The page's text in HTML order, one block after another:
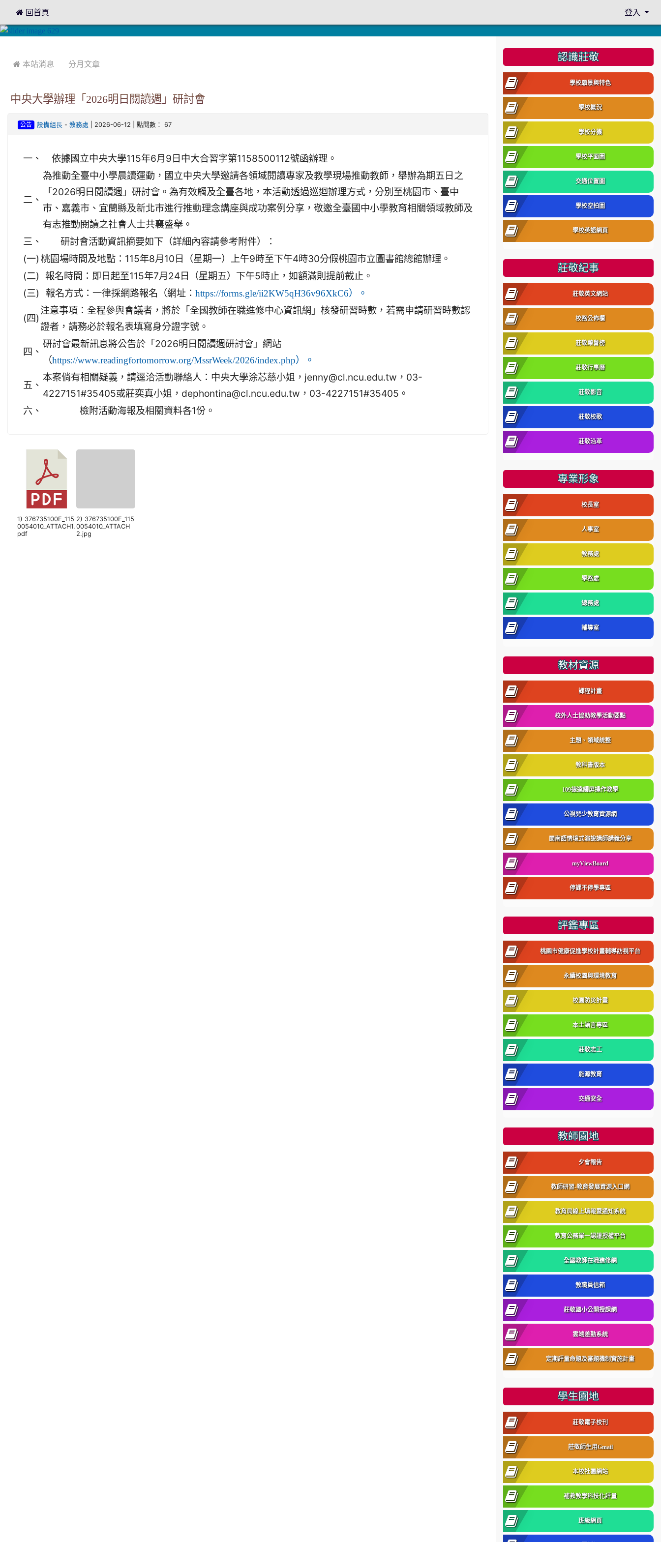
 本站消息 分月文章
中央大學辦理「2026明日閱讀週」研討會
公告 設備組長- 教務處 | 2026-06-12 | 點閱數： 67
一、 依據國立中央大學115年6月9日中大合習字第1158500112號函辦理。
二、
為推動全臺中小學晨讀運動，國立中央大學邀請各領域閱讀專家及教學現場推動教師，舉辦為期五日之
「2026明日閱讀週」研討會。為有效觸及全臺各地，本活動透過巡迴辦理方式，分別至桃園市、臺中
市、嘉義市、宜蘭縣及新北市進行推動理念講座與成功案例分享，敬邀全臺國中小學教育相關領域教師及
有志推動閱讀之社會人士共襄盛舉。
三、
研討會活動資訊摘要如下（詳細內容請參考附件）：
(一) 桃園場時間及地點：115年8月10日（星期一）上午9時至下午4時30分假桃園市立圖書館總館辦理。
(二) 報名時間：即日起至115年7月24日（星期五）下午5時止，如額滿則提前截止。
(三)
報名方式：一律採網路報名（網址： https://forms.gle/ii2KW5qH36v96XkC6）。
(四)
注意事項：全程參與會議者，將於「全國教師在職進修中心資訊網」核發研習時數，若需申請研習時數認
證者，請務必於報名表填寫身分證字號。
四、
研討會最新訊息將公告於「2026明日閱讀週研討會」網站
（https://www.readingfortomorrow.org/MssrWeek/2026/index.php）。
五、
本案倘有相關疑義，請逕洽活動聯絡人：中央大學涂芯慈小姐，jenny@cl.ncu.edu.tw，03-
4227151#35405或莊奕真小姐，dephontina@cl.ncu.edu.tw，03-4227151#35405。
六、
檢附活動海報及相關資料各1份。
1) 376735100E_115
0054010_ATTACH1.
pdf
2) 376735100E_115
0054010_ATTACH
2.jpg
認識莊敬
學校願景與特色
學校概況
學校分機
學校平面圖
交通位置圖
學校空拍圖
學校英語網頁
莊敬紀事
莊敬英文網站
校務公佈欄
莊敬榮譽榜
莊敬行事曆
莊敬影音
莊敬校歌
莊敬沿革
專業形象
校長室
人事室
教務處
學務處
總務處
輔導室
教材資源
課程計畫
校外人士協助教學活動要點
主題、領域統整
教科書版本
109捷達觸屏操作教學
公視兒少教育資源網
閩南語情境式演說講師講義分享
myViewBoard
停課不停學專區
評鑑專區
桃園市健康促進學校計畫輔導訪視平台
永續校園與環境教育
校園防災計畫
本土語言專區
莊敬志工
能源教育
交通安全
教師園地
夕會報告
教師研習-教育發展資源入口網
教育局線上填報暨通知系統
教育公務單一認證授權平台
全國教師在職進修網
教職員信箱
莊敬國小公開授課網
雲端差勤系統
定期評量命題及審題機制實施計畫
學生園地
莊敬電子校刊
莊敬師生用Gmail
本校社團網站
補救教學科技化評量
班級網頁
 回首頁 登入